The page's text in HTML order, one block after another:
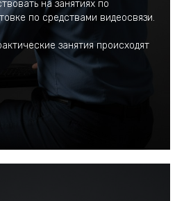
на занятиях по
по средствами видеосвязи.
занятия происходят